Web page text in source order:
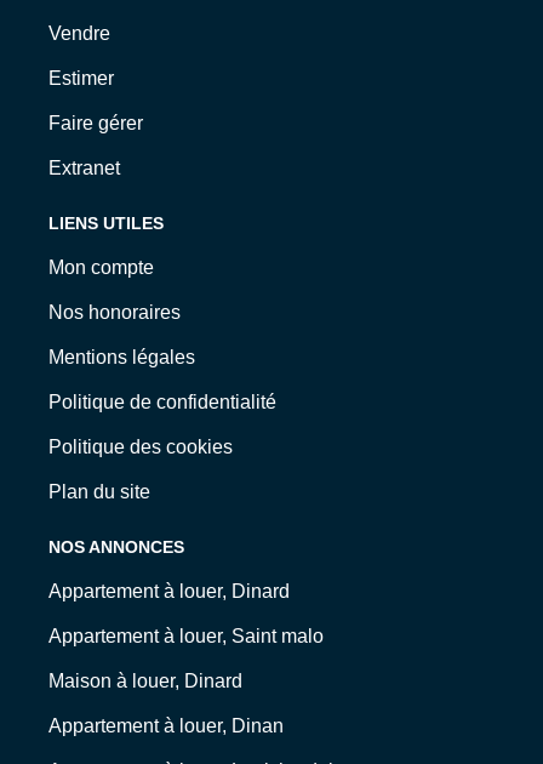
Vendre
Estimer
Faire gérer
Extranet
LIENS UTILES
Mon compte
Nos honoraires
Mentions légales
Politique de confidentialité
Politique des cookies
Plan du site
NOS ANNONCES
Appartement à louer, Dinard
Appartement à louer, Saint malo
Maison à louer, Dinard
Appartement à louer, Dinan